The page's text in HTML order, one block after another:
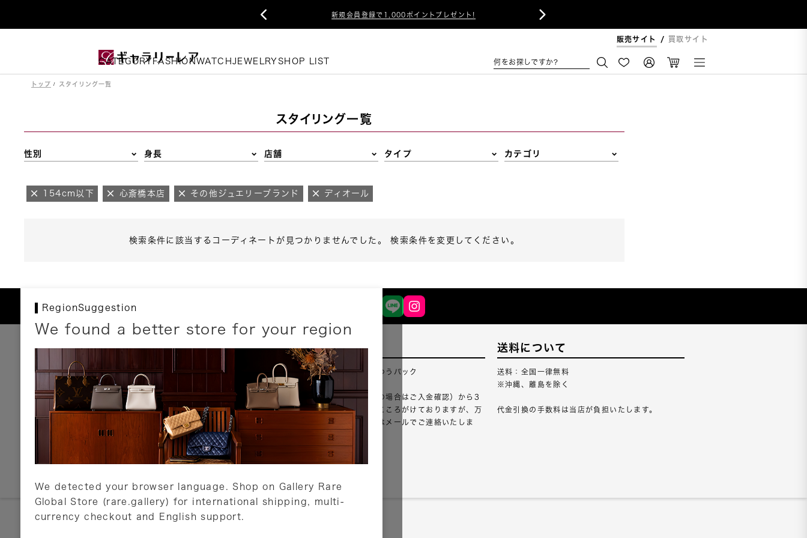
新規会員登録で1,000ポイントプレゼント!
 
販売サイト 買取サイト
CATEGORY FASHIONWATCHJEWELRY SHOP LIST 何をお探しですか?
トップ スタイリング一覧
スタイリング一覧
性別 身長 店舗 タイプ カテゴリ
154cm以下 心斎橋本店 その他ジュエリーブランド ディオール
検索条件に該当するコーディネートが見つかりませんでした。 検索条件を変更してください。
RegionSuggestion
We found a better store for your region
We detected your browser language. Shop on Gallery Rare
Global Store (rare.gallery) for international shipping, multi-
currency checkout and English support.
お支払いについて
以下のお支払方法が利用可能です。
クレジットカード
ショッピングローン
銀行振込・郵便振替
代金引換
Amazon Pay
PayPay
店頭支払い
詳しくはこちら
配送について
配送業者：佐川急便・ゆうパック
ご注文確認（銀行振込の場合はご入金確認）から3
営業日以内のご出荷をこころがけておりますが、万
が一出荷が遅れる場合はメールでご連絡いたしま
詳しくはこちら
送料について
送料：全国一律無料
※沖縄、離島を除く
代金引換の手数料は当店が負担いたします。